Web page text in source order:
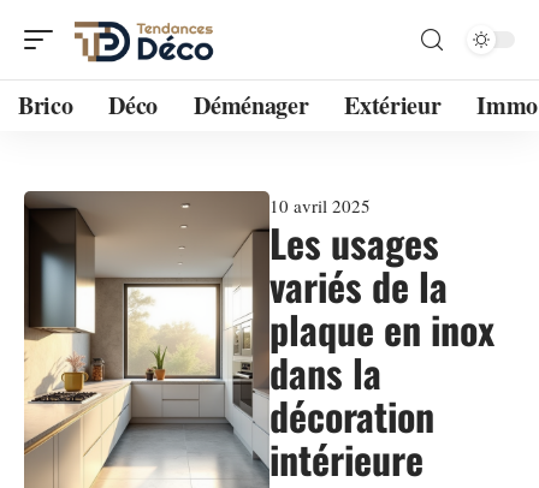
Brico Déco Déménager Extérieur Immo
10 avril 2025
Les usages
variés de la
plaque en inox
dans la
décoration
intérieure